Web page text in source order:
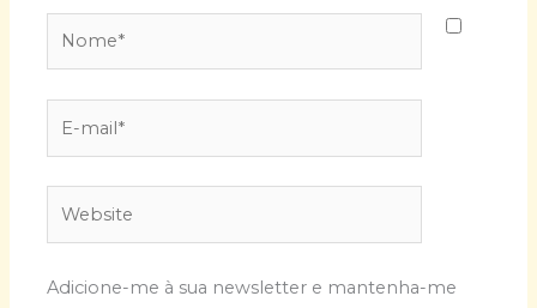
mail*
Adicione-me à sua newsletter e mantenha-me